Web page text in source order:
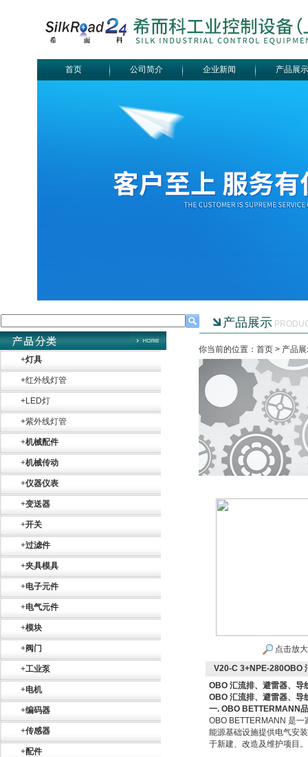
首页 公司简介 企业新闻 产品展示
+灯具
+红外线灯管
+LED灯
+紫外线灯管
+机械配件
+机械传动
+仪器仪表
+变送器
+开关
+过滤件
+夹具模具
+电子元件
+电气元件
+模块
+阀门
+工业泵
+电机
+编码器
+传感器
+配件
Belimo SF24A-
SR+KH-AFB AF24-
MFT
SIEMENS 6SB2073-
产品展示
你当前的位置：首页 > 产品
点击放大
V20-C 3+NPE-280OBO
OBO 汇流排、避雷器、导
OBO 汇流排、避雷器、导
一. OBO BETTERMANN
OBO BETTERMANN 是
能源基础设施提供电气安
于新建、改造及维护项目